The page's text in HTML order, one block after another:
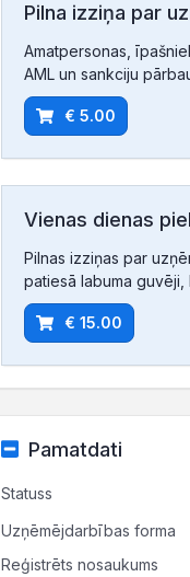
Pilna izziņa par
Amatpersonas,
AML un sankciju
€ 5.00
Vienas dienas
Pilnas izziņas par
patiesā labuma
€ 15.00
Pamatdati
Statuss
Uzņēmējdarbības forma
Reģistrēts nosaukums